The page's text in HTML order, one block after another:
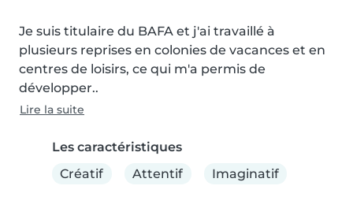
Je suis titulaire du BAFA et j'ai travaillé à
plusieurs reprises en colonies de vacances et en
centres de loisirs, ce qui m'a permis de
développer..
Lire la suite
Les caractéristiques
Créatif
Attentif Imaginatif